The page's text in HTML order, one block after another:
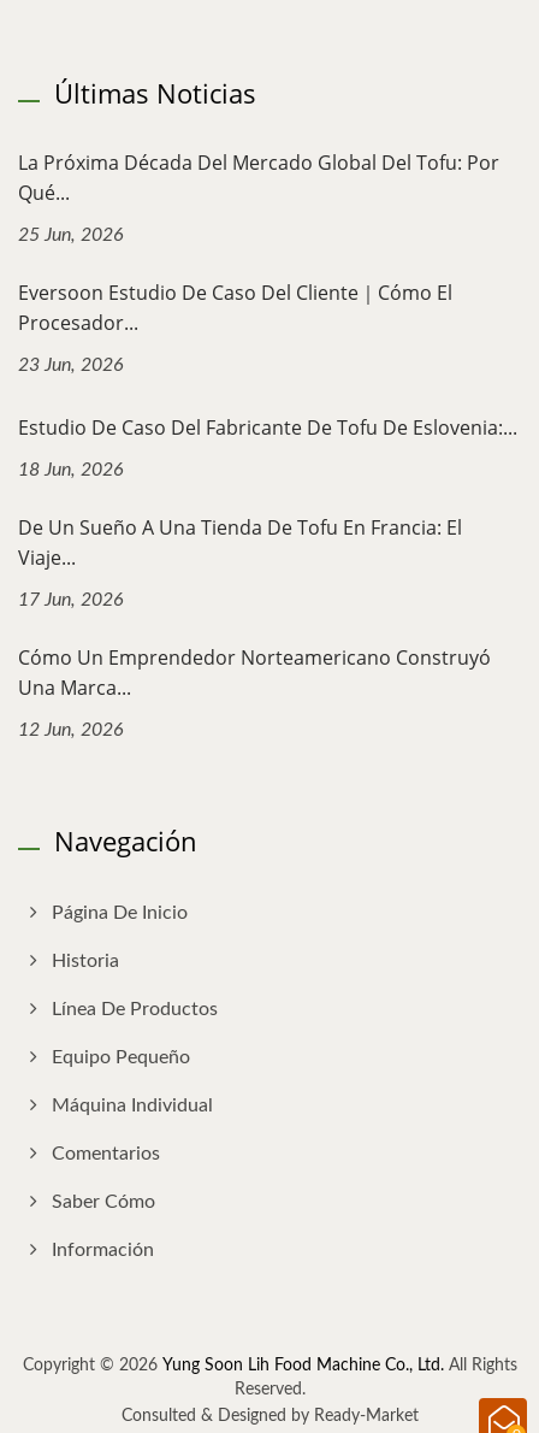
Últimas Noticias
La Próxima Década Del Mercado Global Del Tofu: Por
Qué...
25 Jun, 2026
Eversoon Estudio De Caso Del Cliente｜Cómo El
Procesador...
23 Jun, 2026
Estudio De Caso Del Fabricante De Tofu De Eslovenia:...
18 Jun, 2026
De Un Sueño A Una Tienda De Tofu En Francia: El
Viaje...
17 Jun, 2026
Cómo Un Emprendedor Norteamericano Construyó
Una Marca...
12 Jun, 2026
Navegación
Página De Inicio
Historia
Línea De Productos
Equipo Pequeño
Máquina Individual
Comentarios
Saber Cómo
Información
Copyright © 2026 Yung Soon Lih Food Machine Co., Ltd.All Rights
Reserved.
Consulted & Designed by Ready-Market